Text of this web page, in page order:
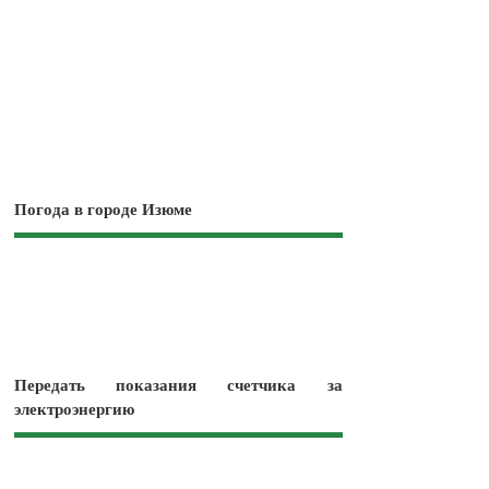
Погода в городе Изюме
Передать показания счетчика за
электроэнергию